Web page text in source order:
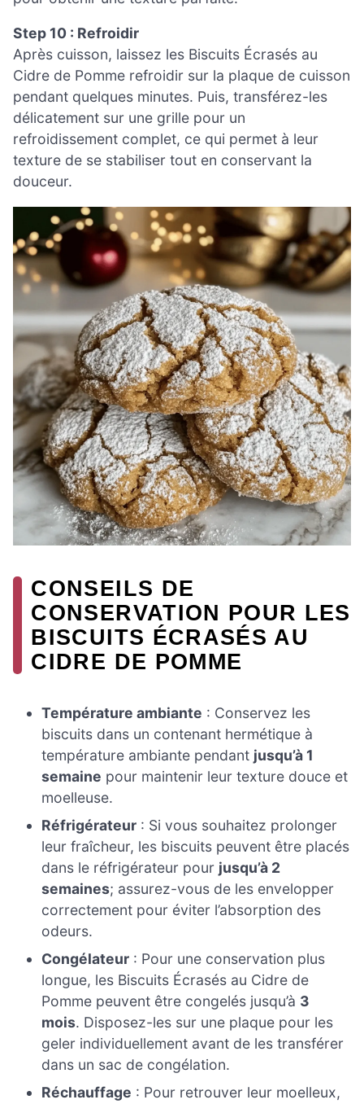
Step 10 : Refroidir
Après cuisson, laissez les Biscuits Écrasés au
Cidre de Pomme refroidir sur la plaque de cuisson
pendant quelques minutes. Puis, transférez-les
délicatement sur une grille pour un
refroidissement complet, ce qui permet à leur
texture de se stabiliser tout en conservant la
douceur.
CONSEILS DE
CONSERVATION POUR LES
BISCUITS ÉCRASÉS AU
CIDRE DE POMME
Température ambiante : Conservez les
biscuits dans un contenant hermétique à
température ambiante pendant jusqu’à 1
semaine pour maintenir leur texture douce et
moelleuse.
Réfrigérateur : Si vous souhaitez prolonger
leur fraîcheur, les biscuits peuvent être placés
dans le réfrigérateur pour jusqu’à 2
semaines; assurez-vous de les envelopper
correctement pour éviter l’absorption des
odeurs.
Congélateur : Pour une conservation plus
longue, les Biscuits Écrasés au Cidre de
Pomme peuvent être congelés jusqu’à 3
mois. Disposez-les sur une plaque pour les
geler individuellement avant de les transférer
dans un sac de congélation.
Réchauffage : Pour retrouver leur moelleux,